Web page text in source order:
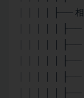
│ │ │ │ ├──
│ │ │ │ │ ├──
│ │ │ │ │ ├──
│ │ │ │ │ ├──
│ │ │ │ │ ├──
│ │ │ │ │ ├──